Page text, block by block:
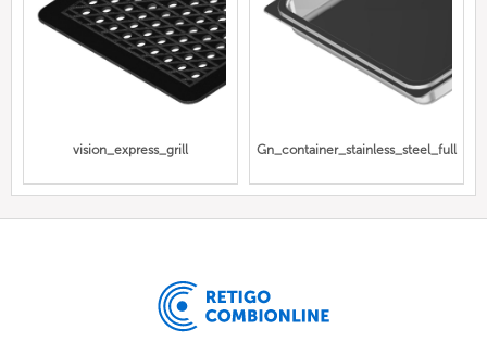
vision_express_grill Gn_container_stainless_steel_full